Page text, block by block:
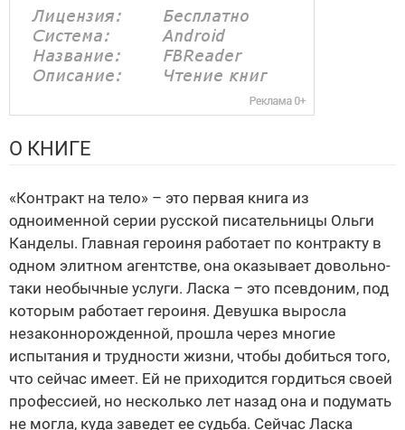
О КНИГЕ
«Контракт на тело» – это первая книга из
одноименной серии русской писательницы Ольги
Канделы. Главная героиня работает по контракту в
одном элитном агентстве, она оказывает довольно-
таки необычные услуги. Ласка – это псевдоним, под
которым работает героиня. Девушка выросла
незаконнорожденной, прошла через многие
испытания и трудности жизни, чтобы добиться того,
что сейчас имеет. Ей не приходится гордиться своей
профессией, но несколько лет назад она и подумать
не могла, куда заведет ее судьба. Сейчас Ласка